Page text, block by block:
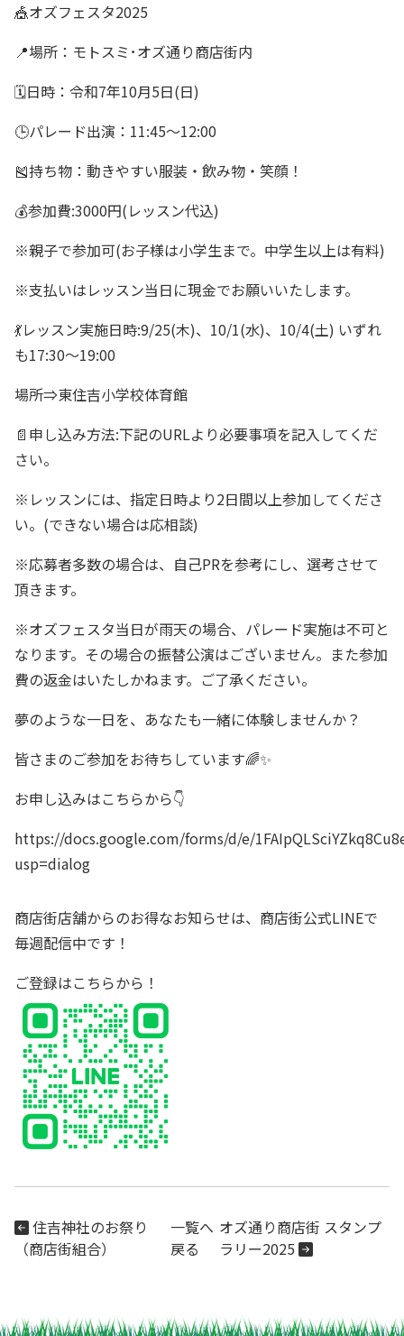
🎪オズフェスタ2025
📍場所：モトスミ･オズ通り商店街内
🗓日時：令和7年10月5日(日)
🕒パレード出演：11:45〜12:00
🎽持ち物：動きやすい服装・飲み物・笑顔！
💰参加費:3000円(レッスン代込)
※親子で参加可(お子様は小学生まで。中学生以上は有料)
※支払いはレッスン当日に現金でお願いいたします。
💃レッスン実施日時:9/25(木)、10/1(水)、10/4(土) いずれ
も17:30～19:00
場所⇒東住吉小学校体育館
📄申し込み方法:下記のURLより必要事項を記入してくだ
さい。
※レッスンには、指定日時より2日間以上参加してくださ
い。(できない場合は応相談)
※応募者多数の場合は、自己PRを参考にし、選考させて
頂きます。
※オズフェスタ当日が雨天の場合、パレード実施は不可と
なります。その場合の振替公演はございません。また参加
費の返金はいたしかねます。ご了承ください。
夢のような一日を、あなたも一緒に体験しませんか？
皆さまのご参加をお待ちしています🌈✨
お申し込みはこちらから👇
https://docs.google.com/forms/d/e/
usp=dialog
商店街店舗からのお得なお知らせは、商店街公式LINEで
毎週配信中です！
ご登録はこちらから！
住吉神社のお祭り
（商店街組合）
一覧へ
戻る
オズ通り商店街 スタンプ
ラリー2025